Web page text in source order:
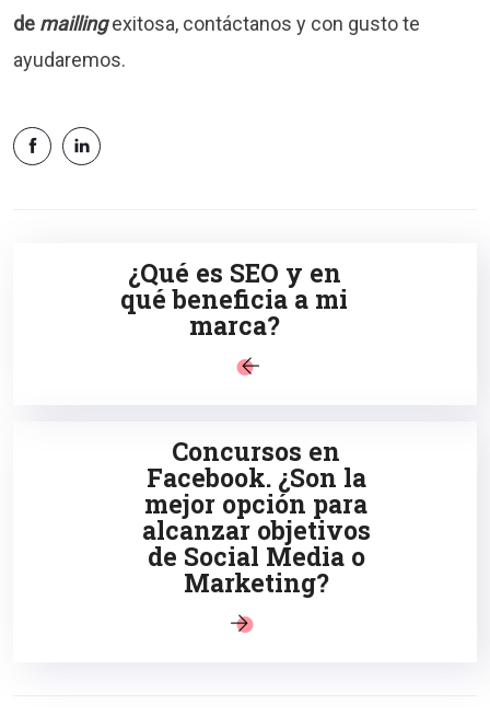
de maillingexitosa, contáctanos y con gusto te
ayudaremos.
¿Qué es SEO y en
qué beneficia a mi
marca?
Concursos en
Facebook. ¿Son la
mejor opción para
alcanzar objetivos
de Social Media o
Marketing?